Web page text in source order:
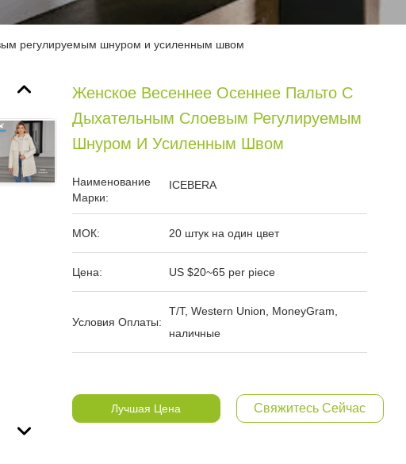
регулируемым шнуром и усиленным швом
Женское Весеннее Осеннее Пальто С
Дыхательным Слоевым Регулируемым
Шнуром И Усиленным Швом
Наименование
Марки:
ICEBERA
МОК: 20 штук на один цвет
Цена: US $20~65 per piece
Условия Оплаты:
T/T, Western Union, MoneyGram,
наличные
Лучшая Цена Свяжитесь Сейчас